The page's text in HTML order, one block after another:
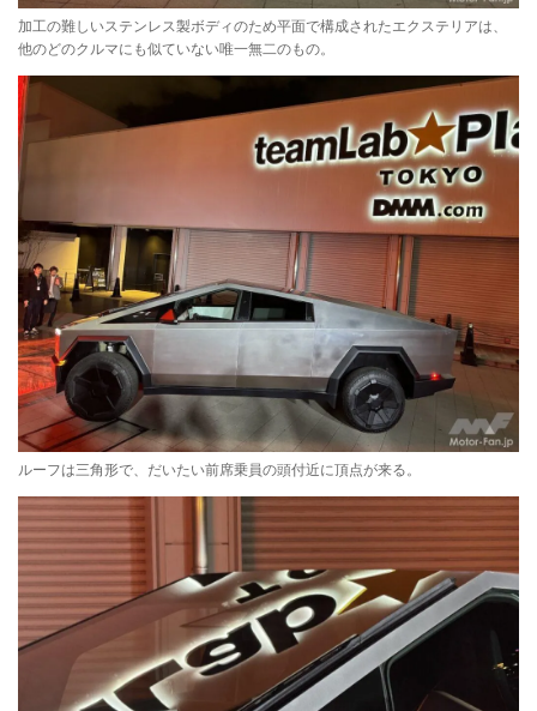
加工の難しいステンレス製ボディのため平面で構成されたエクステリアは、
他のどのクルマにも似ていない唯一無二のもの。
ルーフは三角形で、だいたい前席乗員の頭付近に頂点が来る。